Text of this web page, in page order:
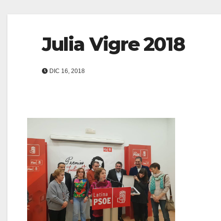
Julia Vigre 2018
DIC 16, 2018